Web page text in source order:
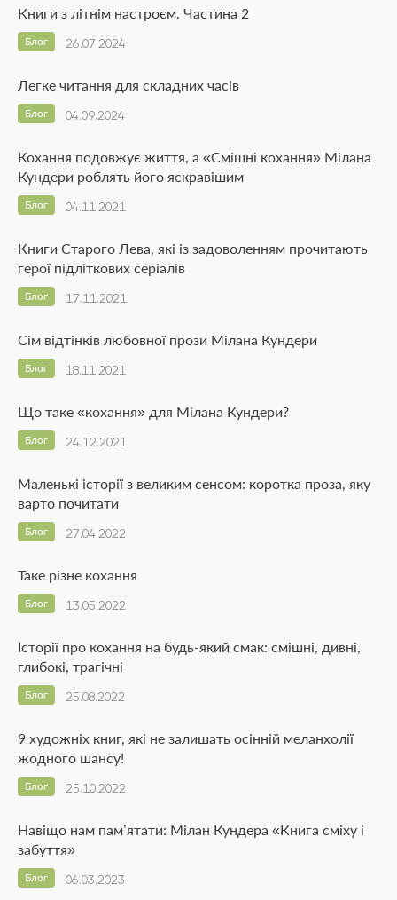
Книги з літнім настроєм. Частина 2
26.07.2024
Блог
Легке читання для складних часів
04.09.2024
Блог
Кохання подовжує життя, а «Смішні кохання» Мілана
Кундери роблять його яскравішим
04.11.2021
Блог
Книги Старого Лева, які із задоволенням прочитають
герої підліткових серіалів
17.11.2021
Блог
Сім відтінків любовної прози Мілана Кундери
18.11.2021
Блог
Що таке «кохання» для Мілана Кундери?
24.12.2021
Блог
Маленькі історії з великим сенсом: коротка проза, яку
варто почитати
27.04.2022
Блог
Таке різне кохання
13.05.2022
Блог
Історії про кохання на будь-який смак: смішні, дивні,
глибокі, трагічні
25.08.2022
Блог
9 художніх книг, які не залишать осінній меланхолії
жодного шансу!
25.10.2022
Блог
Навіщо нам пам’ятати: Мілан Кундера «Книга сміху і
забуття»
06.03.2023
Блог